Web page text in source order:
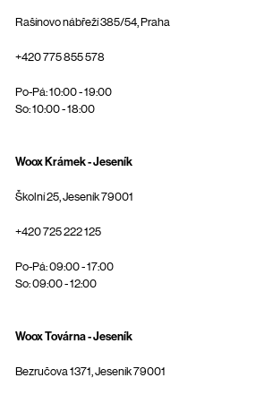
Rašínovo nábřeží 385/54, Praha
+420 775 855 578
Po-Pá: 10:00 - 19:00
So: 10:00 - 18:00
Woox Krámek - Jeseník
Školní 25, Jeseník 79001
+420 725 222 125
Po-Pá: 09:00 - 17:00
So: 09:00 - 12:00
Woox Továrna - Jeseník
Bezručova 1371, Jeseník 79001